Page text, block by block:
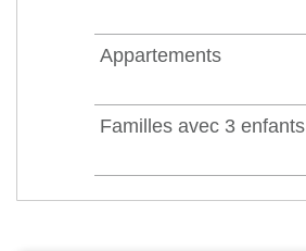
Appartements
Familles avec 3 enfants